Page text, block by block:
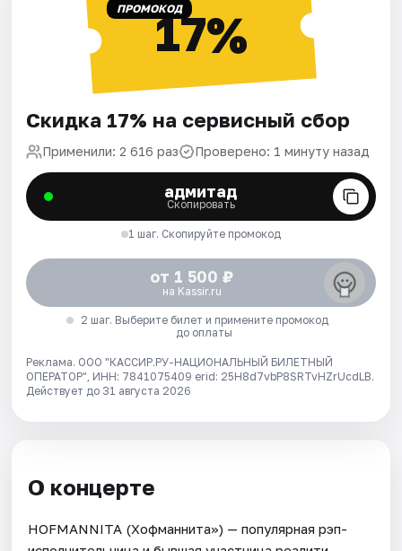
ПРОМОКОД17%
Скидка 17% на сервисный сбор
Применили: 2 616 раз Проверено: 1 минуту назад
адмитад
Скопировать
1 шаг. Скопируйте промокод
от 1 500 ₽
на Kassir.ru
2 шаг. Выберите билет и примените промокод
до оплаты
Реклама. ООО "КАССИР.РУ-НАЦИОНАЛЬНЫЙ БИЛЕТНЫЙ
ОПЕРАТОР", ИНН: 7841075409 erid: 25H8d7vbP8SRTvHZrUcdLB.
Действует до 31 августа 2026
О концерте
HOFMANNITA (Хофманнита») — популярная рэп-